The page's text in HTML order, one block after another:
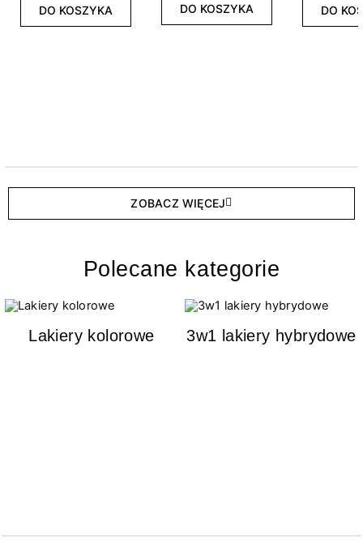
DO KOSZYKA DO KOSZYKA DO
ZOBACZ WIĘCEJ
Polecane kategorie
Lakiery kolorowe 3w1 lakiery hybrydowe